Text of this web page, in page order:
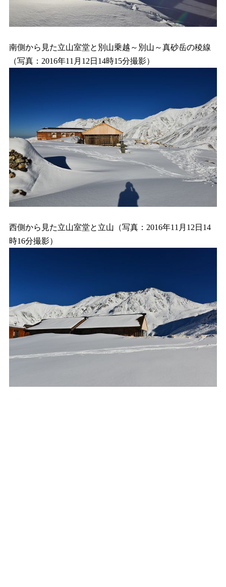
南側から見た立山室堂と別山乗越～別山～真砂岳の稜線
（写真：2016年11月12日14時15分撮影）
西側から見た立山室堂と立山（写真：2016年11月12日14
時16分撮影）